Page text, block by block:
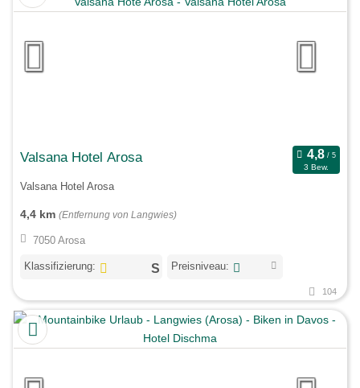
Valsana Hotel Arosa
3 Bew.
Valsana Hotel Arosa
4,4 km (Entfernung von Langwies)
7050 Arosa
Klassifizierung: Preisniveau:
104